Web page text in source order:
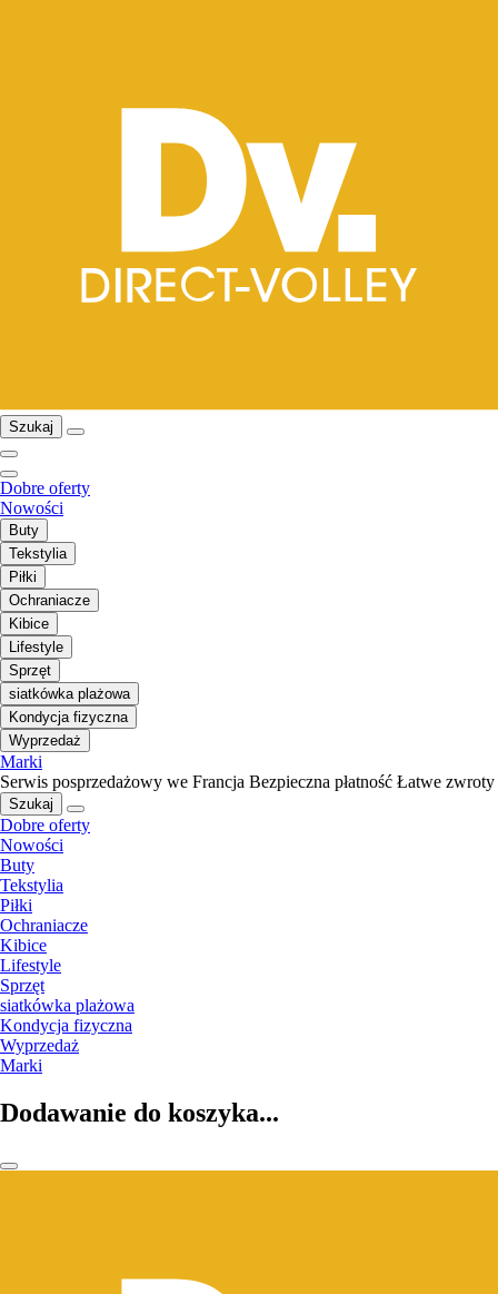
Szukaj
Dobre oferty
Nowości
Buty
Tekstylia
Piłki
Ochraniacze
Kibice
Lifestyle
Sprzęt
siatkówka plażowa
Kondycja fizyczna
Wyprzedaż
Marki
Serwis posprzedażowy we Francja Bezpieczna płatność Łatwe zwroty
Szukaj
Dobre oferty
Nowości
Buty
Tekstylia
Piłki
Ochraniacze
Kibice
Lifestyle
Sprzęt
siatkówka plażowa
Kondycja fizyczna
Wyprzedaż
Marki
Dodawanie do koszyka...